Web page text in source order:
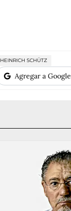
HEINRICH SCHÜTZ
Agregar a Google